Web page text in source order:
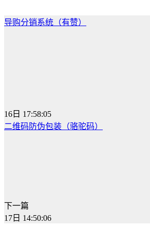
导购分销系统（有赞）
16日 17:58:05
二维码防伪包装（骆驼码）
下一篇
17日 14:50:06